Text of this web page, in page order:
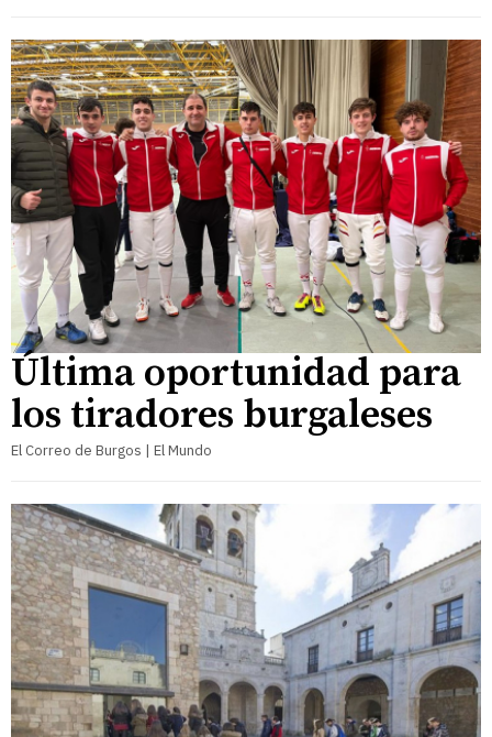
Última oportunidad para
los tiradores burgaleses
El Correo de Burgos | El Mundo